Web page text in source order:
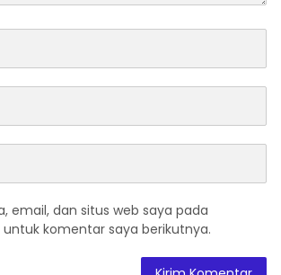
email, dan situs web saya pada
komentar saya berikutnya.